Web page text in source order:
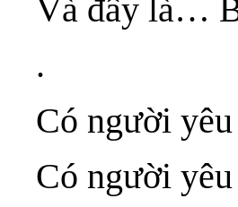
Và đây là…
.
Có người
Có người